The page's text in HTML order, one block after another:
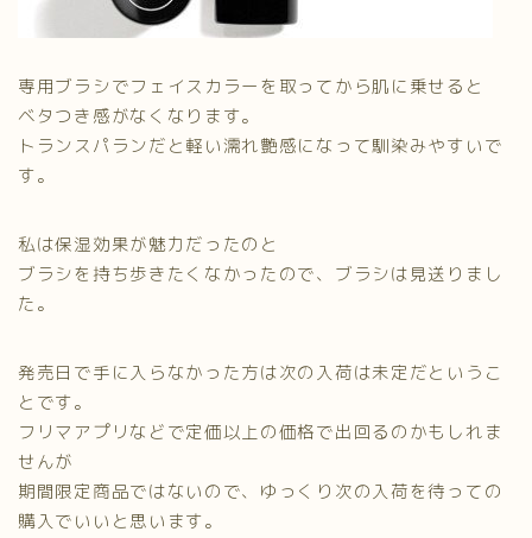
専用ブラシでフェイスカラーを取ってから肌に乗せると
ベタつき感がなくなります。
トランスパランだと軽い濡れ艶感になって馴染みやすいで
す。
私は保湿効果が魅力だったのと
ブラシを持ち歩きたくなかったので、ブラシは見送りまし
た。
発売日で手に入らなかった方は次の入荷は未定だというこ
とです。
フリマアプリなどで定価以上の価格で出回るのかもしれま
せんが
期間限定商品ではないので、ゆっくり次の入荷を待っての
購入でいいと思います。